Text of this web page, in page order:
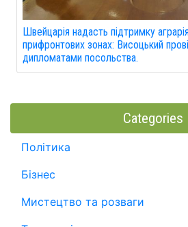
Швейцарія надасть підтримку
прифронтових зонах: Висоцький
дипломатами посольства.
Categories
Політика
Бізнес
Мистецтво та розваги